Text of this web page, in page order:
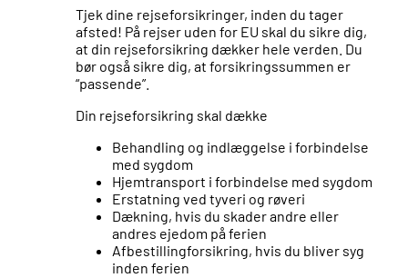
Tjek dine rejseforsikringer, inden du tager
afsted! På rejser uden for EU skal du sikre dig,
at din rejseforsikring dækker hele verden. Du
bør også sikre dig, at forsikringssummen er
“passende”.
Din rejseforsikring skal dække
Behandling og indlæggelse i forbindelse
med sygdom
Hjemtransport i forbindelse med sygdom
Erstatning ved tyveri og røveri
Dækning, hvis du skader andre eller
andres ejedom på ferien
Afbestillingforsikring, hvis du bliver syg
inden ferien